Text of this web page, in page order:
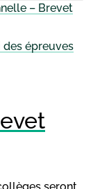
– Brevet
des épreuves